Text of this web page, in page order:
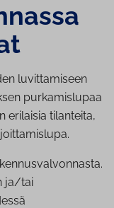
luvittamiseen
purkamislupaa
erilaisia tilanteita,
ja/tai